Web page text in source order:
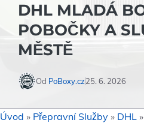
DHL MLADÁ
POBOČKY A
MĚSTĚ
Od PoBoxy.cz25. 6. 2026
Úvod » Přepravní Služby » DHL »